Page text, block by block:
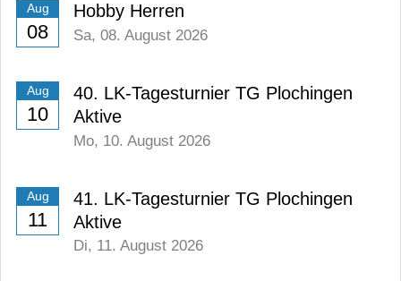
Aug
08
Hobby Herren
Sa, 08. August 2026
Aug
10
40. LK-Tagesturnier TG Plochingen
Aktive
Mo, 10. August 2026
Aug
11
41. LK-Tagesturnier TG Plochingen
Aktive
Di, 11. August 2026